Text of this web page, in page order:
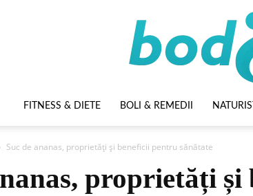
FITNESS & DIETE BOLI & REMEDII NATURIST
Suc de ananas, proprietăți și beneficii pentru sănătate
proprietăți și